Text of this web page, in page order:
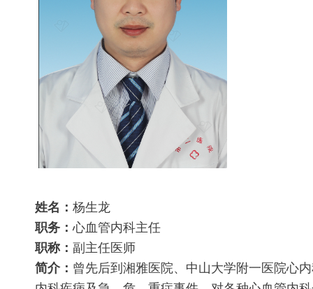
姓名： 杨生龙
职务：心血管内科主任
职称： 副主任医师
简介： 曾先后到湘雅医院、中山大学附一医院心